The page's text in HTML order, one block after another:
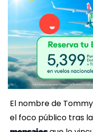
El nombre de
el foco público tras